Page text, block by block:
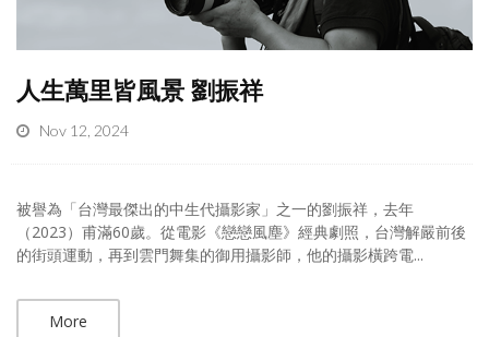
人生萬里皆風景 劉振祥
Nov 12, 2024
被譽為「台灣最傑出的中生代攝影家」之一的劉振祥，去年
（2023）甫滿60歲。從電影《戀戀風塵》經典劇照，台灣解嚴前後
的街頭運動，再到雲門舞集的御用攝影師，他的攝影橫跨電...
More